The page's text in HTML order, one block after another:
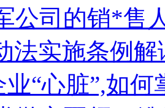
公司的销*售
法实施条例
业“心脏”,如